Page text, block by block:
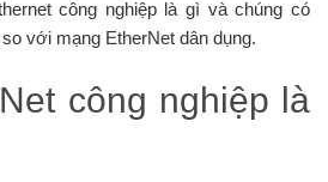
công nghiệp là gì và chúng có
với mạng EtherNet dân dụng.
công nghiệp là